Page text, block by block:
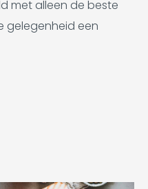
met alleen de beste
gelegenheid een